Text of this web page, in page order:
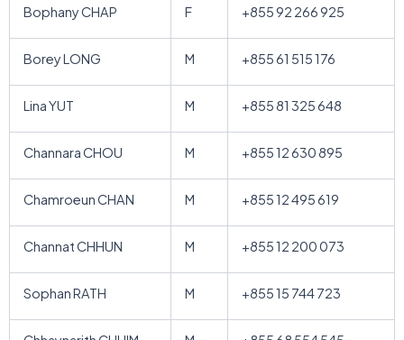
Bophany CHAP F +855 92 266 925
Borey LONG M +855 61 515 176
Lina YUT M +855 81 325 648
Channara CHOU M +855 12 630 895
Chamroeun CHAN M +855 12 495 619
Channat CHHUN M +855 12 200 073
Sophan RATH M +855 15 744 723